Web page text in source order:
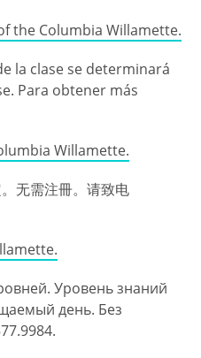
the Columbia Willamette.
la clase se determinará
Para obtener más
Willamette.
无需注冊。请致电
Уровень знаний
день. Без